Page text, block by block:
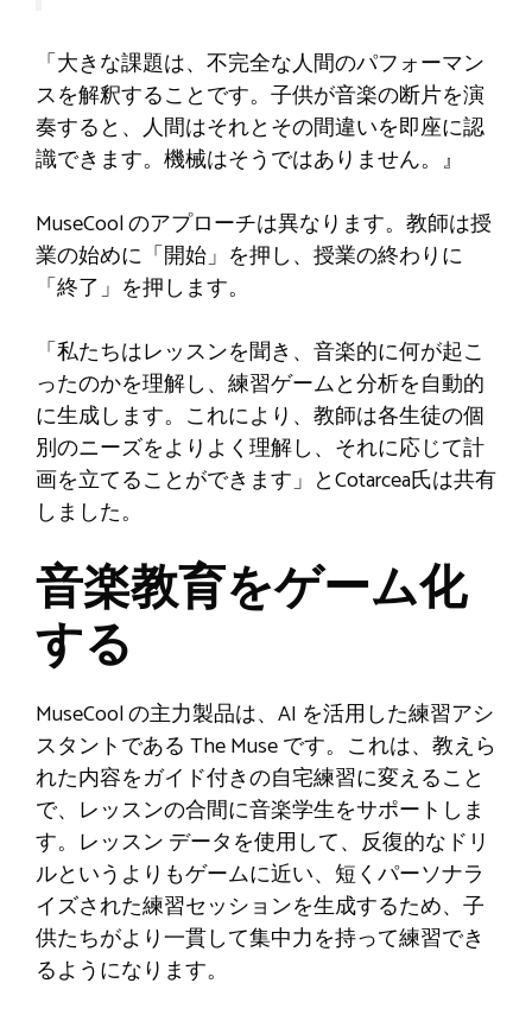
「大きな課題は、不完全な人間のパフォーマン
スを解釈することです。子供が音楽の断片を演
奏すると、人間はそれとその間違いを即座に認
識できます。機械はそうではありません。』
MuseCool のアプローチは異なります。教師は授
業の始めに「開始」を押し、授業の終わりに
「終了」を押します。
「私たちはレッスンを聞き、音楽的に何が起こ
ったのかを理解し、練習ゲームと分析を自動的
に生成します。これにより、教師は各生徒の個
別のニーズをよりよく理解し、それに応じて計
画を立てることができます」とCotarcea氏は共有
しました。
音楽教育をゲーム化
する
MuseCool の主力製品は、AI を活用した練習アシ
スタントである The Muse です。これは、教えら
れた内容をガイド付きの自宅練習に変えること
で、レッスンの合間に音楽学生をサポートしま
す。レッスン データを使用して、反復的なドリ
ルというよりもゲームに近い、短くパーソナラ
イズされた練習セッションを生成するため、子
供たちがより一貫して集中力を持って練習でき
るようになります。